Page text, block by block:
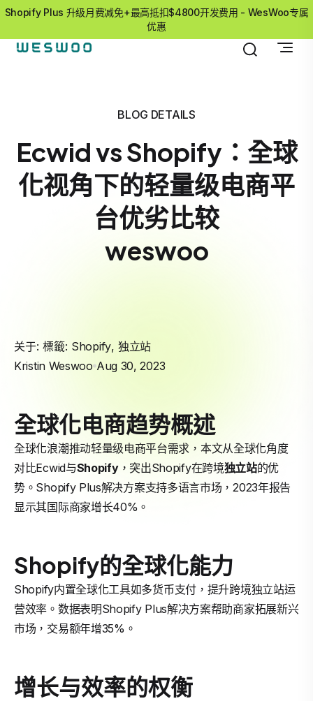
Shopify Plus 升级月费减免+最高抵扣$4800开发费用 - WesWoo专属
优惠
BLOG DETAILS
Ecwid vs Shopify：全球
化视角下的轻量级电商平
台优劣比较
weswoo
关于: 標籤: Shopify, 独立站
Kristin Weswoo Aug 30, 2023
全球化电商趋势概述
全球化浪潮推动轻量级电商平台需求，本文从全球化角度
对比Ecwid与Shopify，突出Shopify在跨境独立站的优
势。Shopify Plus解决方案支持多语言市场，2023年报告
显示其国际商家增长40%。
Shopify的全球化能力
Shopify内置全球化工具如多货币支付，提升跨境独立站运
营效率。数据表明Shopify Plus解决方案帮助商家拓展新兴
市场，交易额年增35%。
增长与效率的权衡